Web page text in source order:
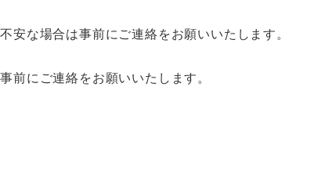
な場合は事前にご連絡をお願いいたします。
にご連絡をお願いいたします。